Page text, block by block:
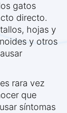
gatos
directo.
hojas y
y otros
rara vez
que
síntomas